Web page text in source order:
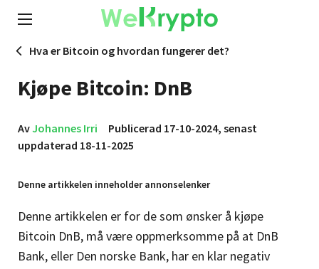
Hva er Bitcoin og hvordan fungerer det?
Kjøpe Bitcoin: DnB
AvJohannes Irri
Publicerad 17-10-2024, senast
uppdaterad 18-11-2025
Denne artikkelen inneholder annonselenker
Denne artikkelen er for de som ønsker å kjøpe
Bitcoin DnB, må være oppmerksomme på at DnB
Bank, eller Den norske Bank, har en klar negativ